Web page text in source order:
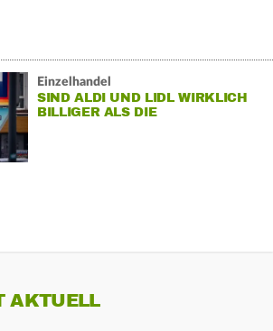
Einzelhandel
SIND ALDI UND LIDL WIRKLICH
BILLIGER ALS DIE
AKTUELL